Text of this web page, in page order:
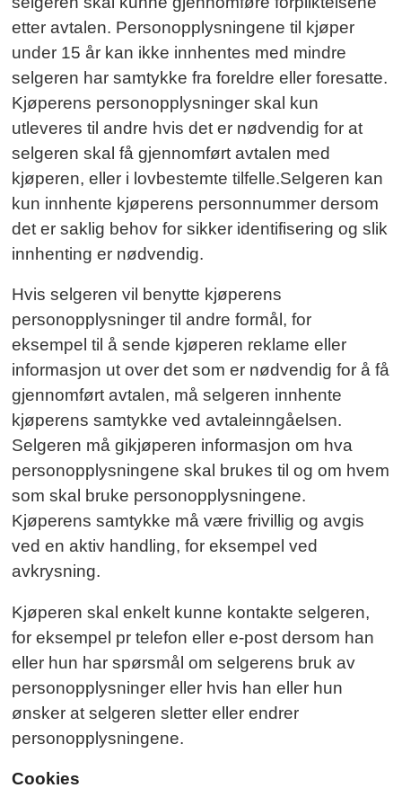
etter avtalen. Personopplysningene til kjøper
under 15 år kan ikke innhentes med mindre
selgeren har samtykke fra foreldre eller foresatte.
Kjøperens personopplysninger skal kun
utleveres til andre hvis det er nødvendig for at
selgeren skal få gjennomført avtalen med
kjøperen, eller i lovbestemte tilfelle.Selgeren kan
kun innhente kjøperens personnummer dersom
det er saklig behov for sikker identifisering og slik
innhenting er nødvendig.
Hvis selgeren vil benytte kjøperens
personopplysninger til andre formål, for
eksempel til å sende kjøperen reklame eller
informasjon ut over det som er nødvendig for å få
gjennomført avtalen, må selgeren innhente
kjøperens samtykke ved avtaleinngåelsen.
Selgeren må gikjøperen informasjon om hva
personopplysningene skal brukes til og om hvem
som skal bruke personopplysningene.
Kjøperens samtykke må være frivillig og avgis
ved en aktiv handling, for eksempel ved
avkrysning.
Kjøperen skal enkelt kunne kontakte selgeren,
for eksempel pr telefon eller e-post dersom han
eller hun har spørsmål om selgerens bruk av
personopplysninger eller hvis han eller hun
ønsker at selgeren sletter eller endrer
personopplysningene.
Cookies